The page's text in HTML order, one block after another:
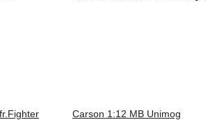
Carson 1:12 MB Unimog